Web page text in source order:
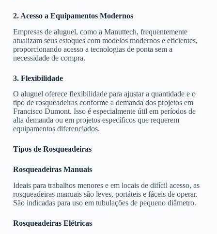
2. Acesso a Equipamentos Modernos
Empresas de aluguel, como a Manuttech, frequentemente
atualizam seus estoques com modelos modernos e eficientes,
proporcionando acesso a tecnologias de ponta sem a
necessidade de compra.
3. Flexibilidade
O aluguel oferece flexibilidade para ajustar a quantidade e o
tipo de rosqueadeiras conforme a demanda dos projetos em
Francisco Dumont. Isso é especialmente útil em períodos de
alta demanda ou em projetos específicos que requerem
equipamentos diferenciados.
Tipos de Rosqueadeiras
Rosqueadeiras Manuais
Ideais para trabalhos menores e em locais de difícil acesso, as
rosqueadeiras manuais são leves, portáteis e fáceis de operar.
São indicadas para uso em tubulações de pequeno diâmetro.
Rosqueadeiras Elétricas